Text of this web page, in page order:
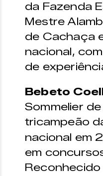
da Fazenda
Mestre
de Cachaça
nacional,
de
Bebeto
Sommelier
tricampeão
nacional em
em
Reconhecido